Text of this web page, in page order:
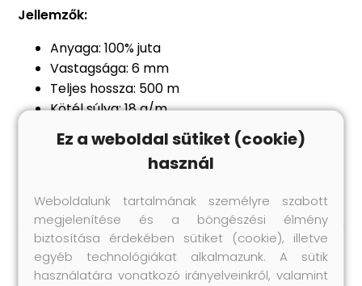
Jellemzők:
Anyaga: 100% juta
Vastagsága: 6 mm
Teljes hossza: 500 m
Kötél súlya: 18 g/m
Figyelem: nem alkalmas hegymászáshoz,
árucikkek/terhek emeléséhez, illetve nem
használható hintaként/hinta részeként
Hasonló termékek
Ez a weboldal sütiket (cookie)
használ
Weboldalunk tartalmának személyre szabott
megjelenítése és a böngészési élmény
biztosítása érdekében sütiket (cookie), illetve
egyéb technológiákat alkalmazunk. A sütik
használatára vonatkozó irányelveinkről, valamint